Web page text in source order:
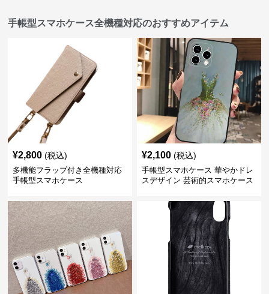
手帳型スマホケース全機種対応のおすすめアイテム
¥2,800 (税込)
多機能フラップ付き全機種対応
手帳型スマホケース
¥2,100 (税込)
手帳型スマホケース 華やかドレ
スデザイン 芸術的スマホケース